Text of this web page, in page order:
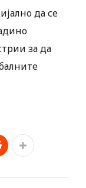
да се
за да